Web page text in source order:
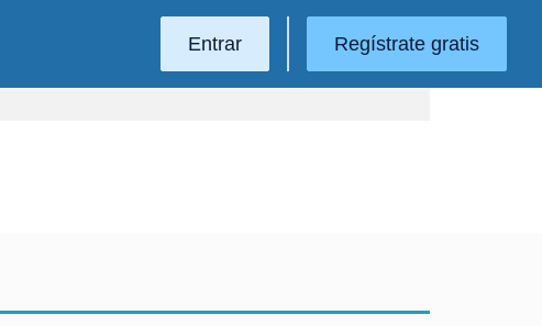
Entrar Regístrate gratis